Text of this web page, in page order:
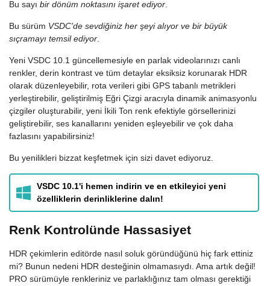
Bu sayı bir dönüm noktasını işaret ediyor
Bu sürüm VSDC'de sevdiğiniz her şeyi alıyor ve bir büyük
sıçramayı temsil ediyor
Yeni VSDC 10.1 güncellemesiyle en parlak videolarınızı canlı
renkler, derin kontrast ve tüm detaylar eksiksiz korunarak HDR
olarak düzenleyebilir, rota verileri gibi GPS tabanlı metrikleri
yerleştirebilir, geliştirilmiş Eğri Çizgi aracıyla dinamik animasyonlu
çizgiler oluşturabilir, yeni İkili Ton renk efektiyle görsellerinizi
geliştirebilir, ses kanallarını yeniden eşleyebilir ve çok daha
fazlasını yapabilirsiniz!
Bu yenilikleri bizzat keşfetmek için sizi davet ediyoruz.
VSDC 10.1'i hemen indirin ve en etkileyici yeni
özelliklerin derinliklerine dalın!
Renk Kontrolünde Hassasiyet
HDR çekimlerin editörde nasıl soluk göründüğünü hiç fark ettiniz
mi? Bunun nedeni HDR desteğinin olmamasıydı. Ama artık değil!
PRO sürümüyle renkleriniz ve parlaklığınız tam olması gerektiği